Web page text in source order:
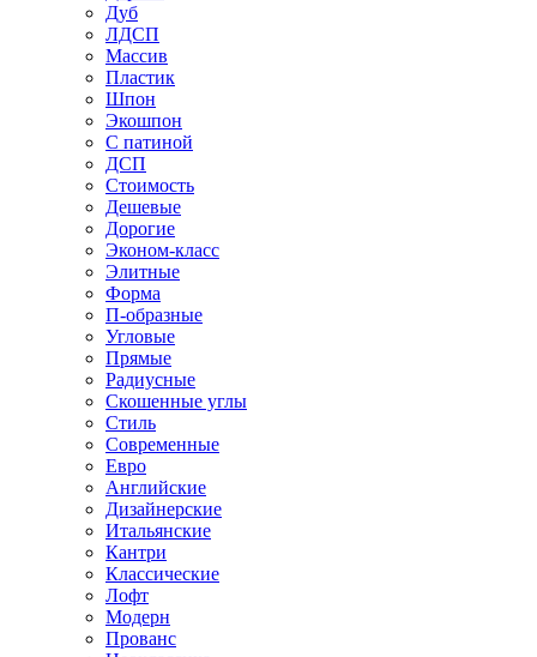
Дуб
ЛДСП
Массив
Пластик
Шпон
Экошпон
С патиной
ДСП
Стоимость
Дешевые
Дорогие
Эконом-класс
Элитные
Форма
П-образные
Угловые
Прямые
Радиусные
Скошенные углы
Стиль
Современные
Евро
Английские
Дизайнерские
Итальянские
Кантри
Классические
Лофт
Модерн
Прованс